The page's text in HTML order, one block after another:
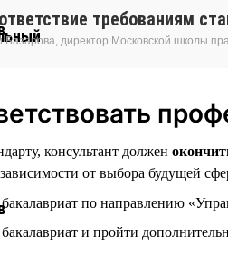
требованиям
Базарова, директор Московской школы
консультант должен
от выбора будущей
бакалавриат по направлению
и пройти